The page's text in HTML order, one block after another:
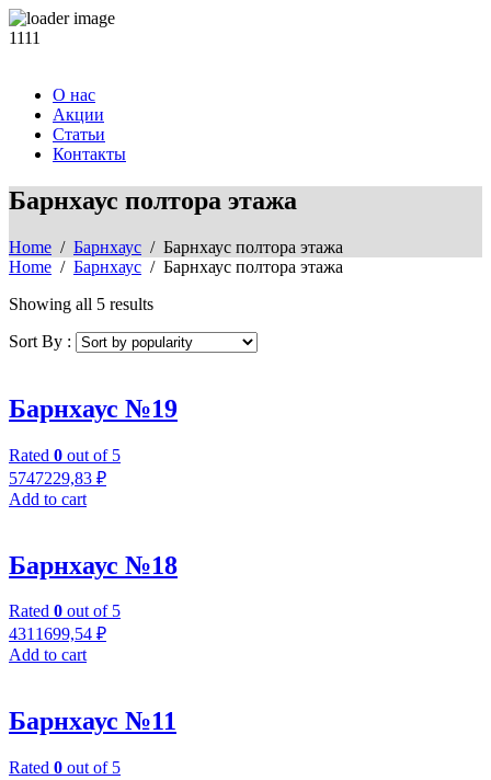
1111
О нас
Акции
Статьи
Контакты
Барнхаус полтора этажа
Home / Барнхаус / Барнхаус полтора этажа
Home / Барнхаус / Барнхаус полтора этажа
Showing all 5 results
Sort By :
Барнхаус №19
Rated 0 out of 5
5747229,83 ₽
Add to cart
Барнхаус №18
Rated 0 out of 5
4311699,54 ₽
Add to cart
Барнхаус №11
Rated 0 out of 5